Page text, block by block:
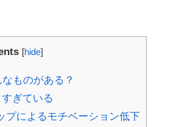
[hide]
ものがある？
ぎている
プによるモチベーション低下